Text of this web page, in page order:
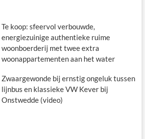
Te koop: sfeervol verbouwde,
energiezuinige authentieke ruime
woonboerderij met twee extra
woonappartementen aan het water
Zwaargewonde bij ernstig ongeluk tussen
lijnbus en klassieke VW Kever bij
Onstwedde (video)